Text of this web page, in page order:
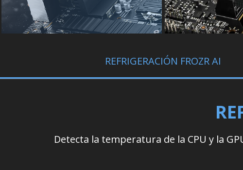
REFRIGERACIÓN FROZR AI
Detecta la temperatura de la CPU y la